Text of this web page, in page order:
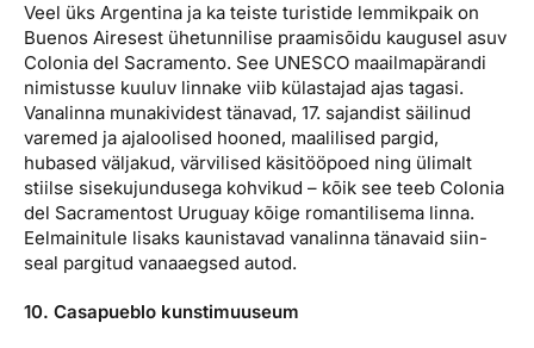
Veel üks Argentina ja ka teiste turistide lemmikpaik on
Buenos Airesest ühetunnilise praamisõidu kaugusel asuv
Colonia del Sacramento. See UNESCO maailmapärandi
nimistusse kuuluv linnake viib külastajad ajas tagasi.
Vanalinna munakividest tänavad, 17. sajandist säilinud
varemed ja ajaloolised hooned, maalilised pargid,
hubased väljakud, värvilised käsitööpoed ning ülimalt
stiilse sisekujundusega kohvikud – kõik see teeb Colonia
del Sacramentost Uruguay kõige romantilisema linna.
Eelmainitule lisaks kaunistavad vanalinna tänavaid siin-
seal pargitud vanaaegsed autod.
10. Casapueblo kunstimuuseum